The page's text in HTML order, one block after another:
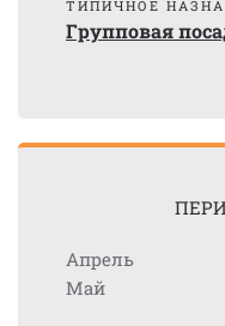
ТИПИЧНОЕ
Групповая
Апрель
Май